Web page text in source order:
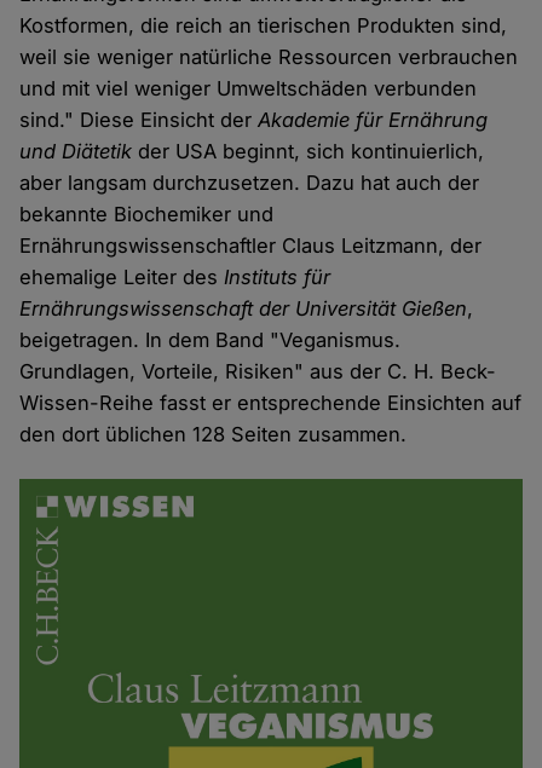
Kostformen, die reich an tierischen Produkten sind,
weil sie weniger natürliche Ressourcen verbrauchen
und mit viel weniger Umweltschäden verbunden
sind." Diese Einsicht derAkademie für Ernährung
und Diätetik der USA beginnt, sich kontinuierlich,
aber langsam durchzusetzen. Dazu hat auch der
bekannte Biochemiker und
Ernährungswissenschaftler Claus Leitzmann, der
ehemalige Leiter desInstituts für
Ernährungswissenschaft der Universität Gießen,
beigetragen. In dem Band "Veganismus.
Grundlagen, Vorteile, Risiken" aus der C. H. Beck-
Wissen-Reihe fasst er entsprechende Einsichten auf
den dort üblichen 128 Seiten zusammen.